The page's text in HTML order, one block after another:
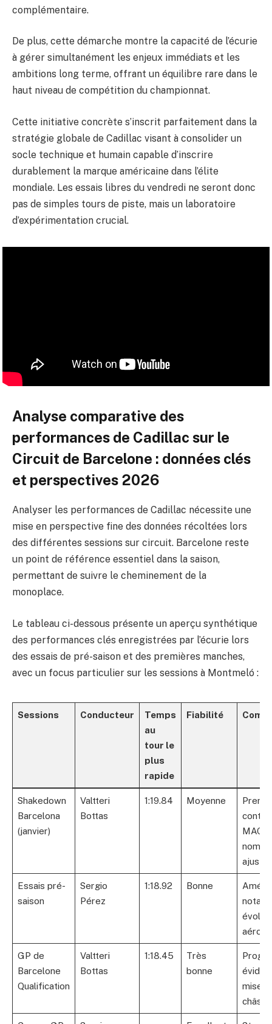
complémentaire.
De plus, cette démarche montre la capacité de l’écurie
à gérer simultanément les enjeux immédiats et les
ambitions long terme, offrant un équilibre rare dans le
haut niveau de compétition du championnat.
Cette initiative concrète s’inscrit parfaitement dans la
stratégie globale de Cadillac visant à consolider un
socle technique et humain capable d’inscrire
durablement la marque américaine dans l’élite
mondiale. Les essais libres du vendredi ne seront donc
pas de simples tours de piste, mais un laboratoire
d’expérimentation crucial.
Analyse comparative des
performances de Cadillac sur le
Circuit de Barcelone : données clés
et perspectives 2026
Analyser les performances de Cadillac nécessite une
mise en perspective fine des données récoltées lors
des différentes sessions sur circuit. Barcelone reste
un point de référence essentiel dans la saison,
permettant de suivre le cheminement de la
monoplace.
Le tableau ci-dessous présente un aperçu synthétique
des performances clés enregistrées par l’écurie lors
des essais de pré-saison et des premières manches,
avec un focus particulier sur les sessions à Montmeló :
Sessions Conducteur
Temps
au
tour le
plus
rapide
Fiabilité
Shakedown
Barcelona
(janvier)
Valtteri
Bottas
1:19.84 Moyenne
MAC-
Essais pré-
saison
Sergio
Pérez
1:18.92 Bonne
GP de
Barcelone
Qualification
Valtteri
Bottas
1:18.45
Très
bonne
mise